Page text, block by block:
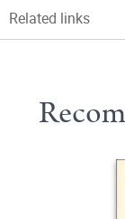
Related links